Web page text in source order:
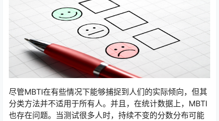
尽管MBTI在有些情况下能够捕捉到人们的实际倾向，但其
分类方法并不适用于所有人。并且，在统计数据上，MBTI
也存在问题。当测试很多人时，持续不变的分数分布可能